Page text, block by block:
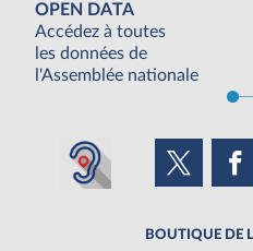
OPEN DATA
Accédez à toutes
les données de
l'Assemblée nationale
BOUTIQUE DE